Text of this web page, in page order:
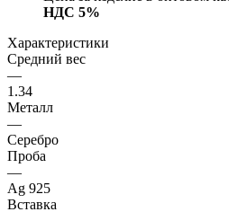
НДС 5%
Характеристики
Средний вес
—
1.34
Металл
—
Серебро
Проба
—
Ag 925
Вставка